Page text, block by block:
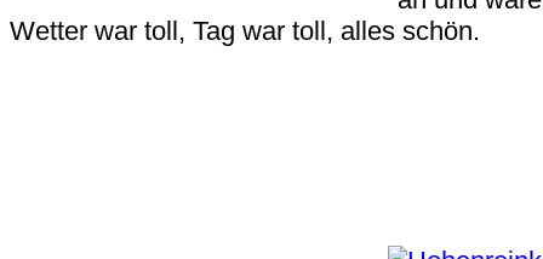
Wetter war toll, Tag war toll, alles schön.